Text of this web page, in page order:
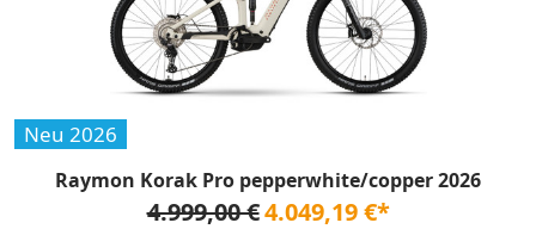
Neu 2026
Raymon Korak Pro pepperwhite/copper 2026
4.999,00 €4.049,19 €*